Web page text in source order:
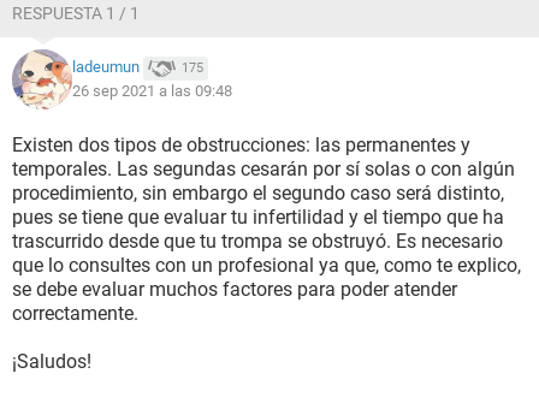
RESPUESTA 1 / 1
ladeumun 175
26 sep 2021 a las 09:48
Existen dos tipos de obstrucciones: las permanentes y
temporales. Las segundas cesarán por sí solas o con algún
procedimiento, sin embargo el segundo caso será distinto,
pues se tiene que evaluar tu infertilidad y el tiempo que ha
trascurrido desde que tu trompa se obstruyó. Es necesario
que lo consultes con un profesional ya que, como te explico,
se debe evaluar muchos factores para poder atender
correctamente.
¡Saludos!